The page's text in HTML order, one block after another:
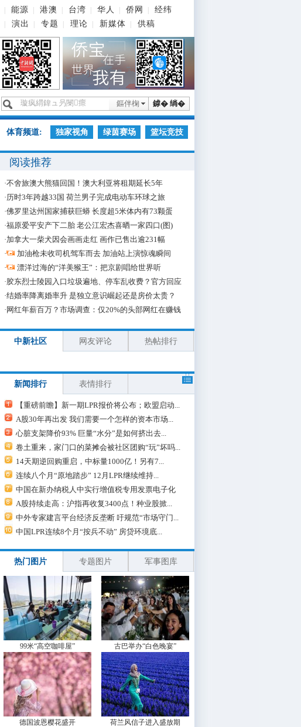
能源 港澳 台湾 华人 侨网
经纬
演出 专题 理论 新媒体 供稿
鎼� 绱�
鏂伴椈
体育频道: 独家视角 绿茵赛场 篮坛竞技
阅读推荐
·不舍旅澳大熊猫回国！澳大利亚将租期延长5年
·历时3年跨越33国 荷兰男子完成电动车环球之旅
·佛罗里达州国家捕获巨蟒 长度超5米体内有73颗蛋
·福原爱平安产下二胎 老公江宏杰喜晒一家四口(图)
·加拿大一柴犬因会画画走红 画作已售出逾231幅
·
加油枪未收司机驾车而去 加油站上演惊魂瞬间
·
漂洋过海的“洋美猴王”：把京剧唱给世界听
·胶东烈士陵园入口垃圾遍地、停车乱收费？官方回应
·结婚率降离婚率升 是独立意识崛起还是房价太贵？
· 网红年薪百万？市场调查：仅20%的头部网红在赚钱
中新社区 网友评论 热帖排行
新闻排行 表情排行
【重磅前瞻】新一期LPR报价将公布；欧盟启动...
A股30年再出发 我们需要一个怎样的资本市场...
心脏支架降价93% 巨量“水分”是如何挤出去...
卷土重来，家门口的菜摊会被社区团购“玩”坏吗...
14天期逆回购重启，中标量1000亿！另有7...
连续八个月“原地踏步” 12月LPR继续维持...
中国在新办纳税人中实行增值税专用发票电子化
A股持续走高：沪指再收复3400点！种业股掀...
中外专家建言平台经济反垄断 吁规范“市场守门...
中国LPR连续8个月“按兵不动” 房贷环境底...
热门图片 专题图片 军事图库
99米“高空咖啡屋” 古巴举办“白色晚宴”
德国波恩樱花盛开 荷兰风信子进入盛放期